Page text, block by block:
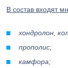
В состав входят
хондролон,
прополис;
камфора;